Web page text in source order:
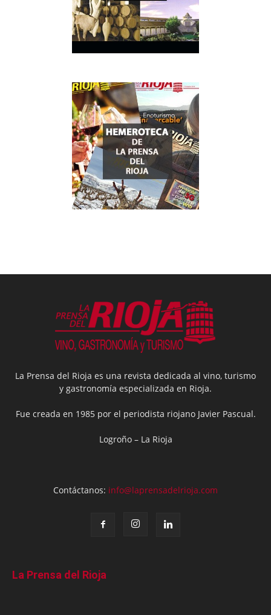
La Prensa del Rioja es una revista dedicada al vino, turismo
y gastronomía especializada en Rioja.
Fue creada en 1985 por el periodista riojano Javier Pascual.
Logroño – La Rioja
Contáctanos: info@laprensadelrioja.com
La Prensa del Rioja